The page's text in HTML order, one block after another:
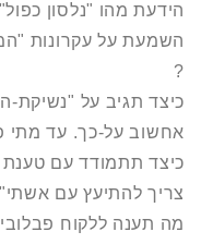
הידעת מהו "נלסון
השמעת על עקרונות
?
כיצד תגיב על
אחשוב על-כך. עד מתי
כיצד תתמודד עם טענת
צריך להתיעץ עם
מה תענה ללקוח